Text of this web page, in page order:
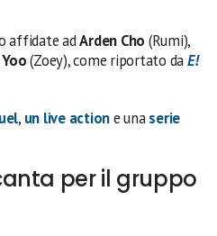
affidate adArden Cho (Rumi),
(Zoey), come riportato daE!
, un live actione unaserie
per il gruppo